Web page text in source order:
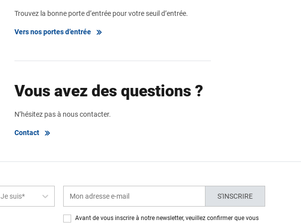
Trouvez la bonne porte d’entrée pour votre seuil d’entrée.
Vers nos portes d’entrée
Vous avez des questions ?
N’hésitez pas à nous contacter.
Contact
Je suis* S'INSCRIRE
Avant de vous inscrire à notre newsletter, veuillez confirmer que vous